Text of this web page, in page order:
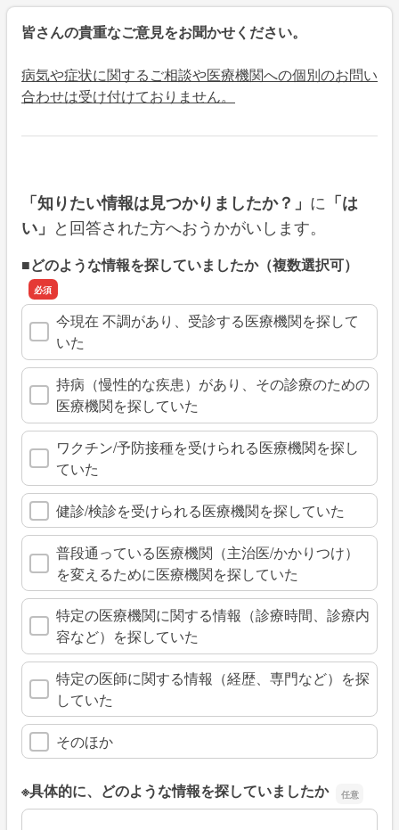
皆さんの貴重なご意見をお聞かせください。
病気や症状に関するご相談や医療機関への個別のお問い
合わせは受け付けておりません。
「知りたい情報は見つかりましたか？」 に 「は
い」 と回答された方へおうかがいします。
■どのような情報を探していましたか（複数選択可）
今現在 不調があり、受診する医療機関を探して
いた
持病（慢性的な疾患）があり、その診療のための
医療機関を探していた
ワクチン/予防接種を受けられる医療機関を探し
ていた
健診/検診を受けられる医療機関を探していた
普段通っている医療機関（主治医/かかりつけ）
を変えるために医療機関を探していた
特定の医療機関に関する情報（診療時間、診療内
容など）を探していた
特定の医師に関する情報（経歴、専門など）を探
していた
そのほか
※具体的に、どのような情報を探していましたか
※具体的に、どのような情報を探していましたか